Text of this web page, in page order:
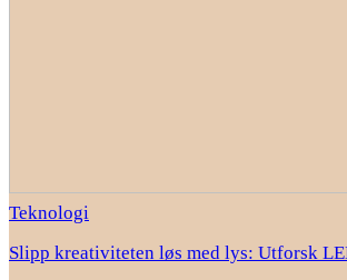
Teknologi
Slipp kreativiteten løs med lys: Utforsk